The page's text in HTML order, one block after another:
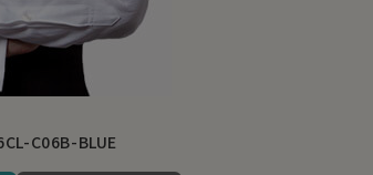
C06B-BLUE